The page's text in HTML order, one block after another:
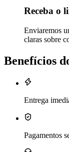
Receba o
Enviaremos
claras sobre
Benefícios
Entrega
Pagamentos